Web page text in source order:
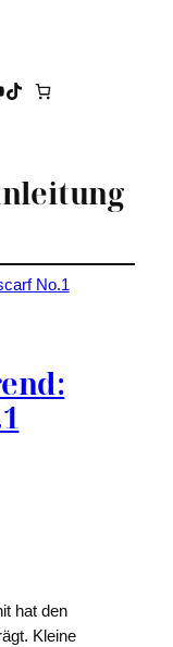
TikTok
hat den
Kleine